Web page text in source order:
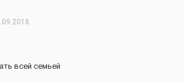
стучат к нам и просят эту игру каждый
отличная! Читайте ограничения по возрасту и
всей семьей